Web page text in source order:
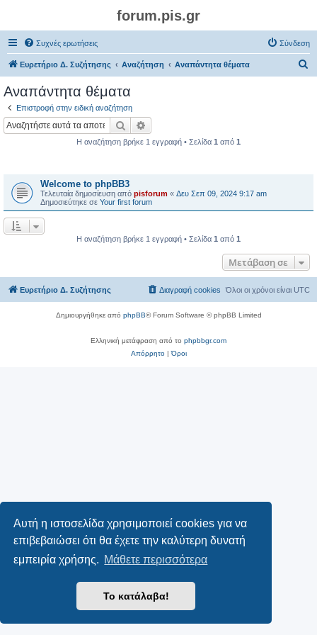
Αυτή η ιστοσελίδα χρησιμοποιεί cookies για να
επιβεβαιώσει ότι θα έχετε την καλύτερη δυνατή
εμπειρία χρήσης. Μάθετε περισσότερα
Το κατάλαβα!
forum.pis.gr
Συχνές ερωτήσεις Σύνδεση
Ευρετήριο Δ. Συζήτησης Αναζήτηση Αναπάντητα θέματα
Αναπάντητα θέματα
Επιστροφή στην ειδική αναζήτηση
Αναζήτηση
Η αναζήτηση βρήκε 1 εγγραφή • Σελίδα 1 από 1
Welcome to phpBB3
Τελευταία δημοσίευση από pisforum « Δευ Σεπ 09, 2024 9:17 am
Δημοσιεύτηκε σε Your first forum
Η αναζήτηση βρήκε 1 εγγραφή • Σελίδα 1 από 1
Μετάβαση σε
Ευρετήριο Δ. Συζήτησης Όλοι οι χρόνοι είναι UTC
Διαγραφή cookies
Δημιουργήθηκε από phpBB® Forum Software © phpBB Limited
Ελληνική μετάφραση από το phpbbgr.com
Απόρρητο|Όροι